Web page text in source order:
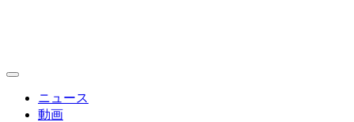
toggle
ニュース
動画